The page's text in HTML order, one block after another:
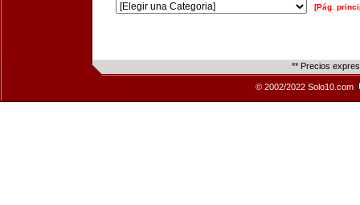
[Pág.
** Precios
© 2002/2022 Solo10.com